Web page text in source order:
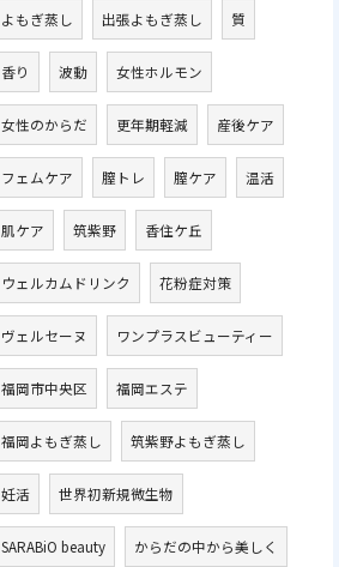
よもぎ蒸し 出張よもぎ蒸し 質
香り 波動 女性ホルモン
女性のからだ 更年期軽減 産後ケア
フェムケア 膣トレ 膣ケア 温活
肌ケア 筑紫野 香住ケ丘
ウェルカムドリンク 花粉症対策
ヴェルセーヌ ワンプラスビューティー
福岡市中央区 福岡エステ
福岡よもぎ蒸し 筑紫野よもぎ蒸し
妊活 世界初新規微生物
SARABiO beauty からだの中から美しく